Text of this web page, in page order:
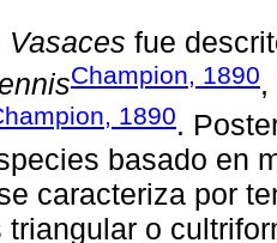
Vasaces fue
Champion, 1890,
1890.
basado en
caracteriza por
triangular o